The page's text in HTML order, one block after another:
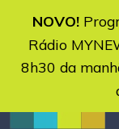
NOVO!
Rádio
8h30 da